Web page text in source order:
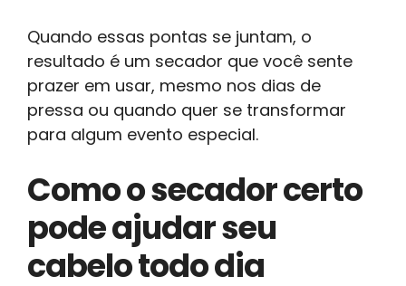
Quando essas pontas se juntam, o
resultado é um secador que você sente
prazer em usar, mesmo nos dias de
pressa ou quando quer se transformar
para algum evento especial.
Como o secador certo
pode ajudar seu
cabelo todo dia